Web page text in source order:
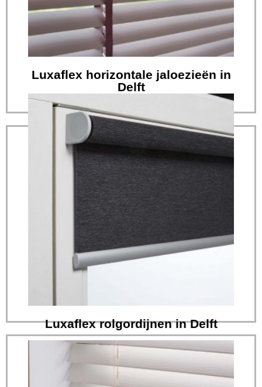
Luxaflex horizontale jaloezieën in
Delft
Sfeervol met een exclusieve stijl, door zacht gefilterd
licht
Luxaflex horizontale jaloezieën in
Delft
Eradus Zonwering heeft de meest veelzijdige collectie
op het gebied van raamdecoratie...
Luxaflex rolgordijnen in Delft
Eindeloos kiezen met een eigen accent
Luxaflex rolgordijnen in Delft
Eradus Zonwering heeft de meest veelzijdige collectie
op het gebied van raamdecoratie...